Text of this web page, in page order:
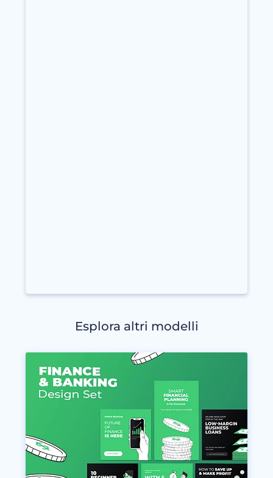
Esplora altri modelli